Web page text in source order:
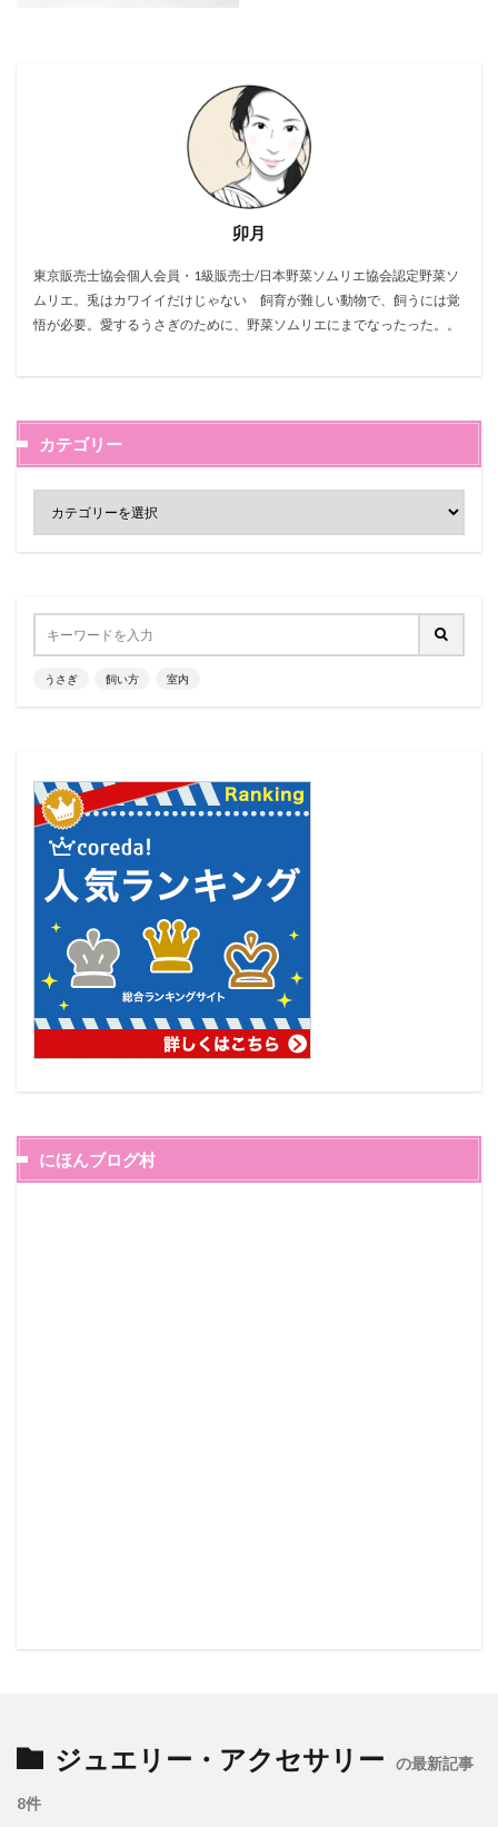
卯月
東京販売士協会個人会員・1級販売士/日本野菜ソムリエ協会認定野菜ソ
ムリエ。兎はカワイイだけじゃない 飼育が難しい動物で、飼うには覚
悟が必要。愛するうさぎのために、野菜ソムリエにまでなったった。。
カテゴリー
うさぎ 飼い方 室内
にほんブログ村
ジュエリー・アクセサリー の最新記事
8件